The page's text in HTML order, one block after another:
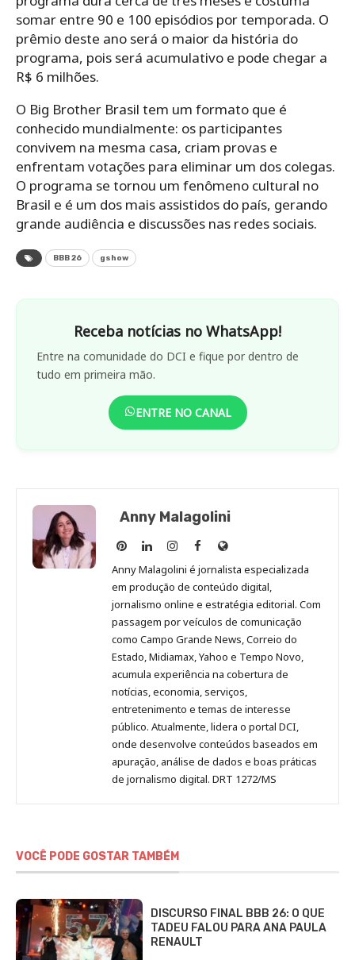
somar entre 90 e 100 episódios por temporada. O
prêmio deste ano será o maior da história do
programa, pois será acumulativo e pode chegar a
R$ 6 milhões.
O Big Brother Brasil tem um formato que é
conhecido mundialmente: os participantes
convivem na mesma casa, criam provas e
enfrentam votações para eliminar um dos colegas.
O programa se tornou um fenômeno cultural no
Brasil e é um dos mais assistidos do país, gerando
grande audiência e discussões nas redes sociais.
BBB 26 gshow
Receba notícias no WhatsApp!
Entre na comunidade do DCI e fique por dentro de
tudo em primeira mão.
ENTRE NO CANAL
Anny Malagolini
Anny
Malagolini
no
Pinterest
Anny
Malagolini
no
LinkedIn
Anny
Malagolini
no
Instagram
Anny
Malagolini
no
Facebook
Site
de
Anny
Malagolini
Anny Malagolini é jornalista especializada
em produção de conteúdo digital,
jornalismo online e estratégia editorial. Com
passagem por veículos de comunicação
como Campo Grande News, Correio do
Estado, Midiamax, Yahoo e Tempo Novo,
acumula experiência na cobertura de
notícias, economia, serviços,
entretenimento e temas de interesse
público. Atualmente, lidera o portal DCI,
onde desenvolve conteúdos baseados em
apuração, análise de dados e boas práticas
de jornalismo digital. DRT 1272/MS
VOCÊ PODE GOSTAR TAMBÉM
DISCURSO FINAL BBB 26: O QUE
TADEU FALOU PARA ANA PAULA
RENAULT